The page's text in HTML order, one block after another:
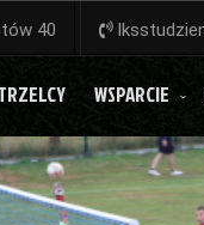
40
WSPARCIE